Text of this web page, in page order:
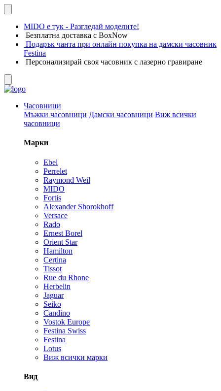
MIDO е тук - Разгледай моделите!
Безплатна доставка с BoxNow
Подарък чанта при онлайн покупка на дамски часовник
Festina
Персонализирай своя часовник с лазерно гравиране
Часовници
Мъжки часовници Дамски часовници Виж всички
часовници
Марки
Ebel
Perrelet
Raymond Weil
MIDO
Fortis
Alexander Shorokhoff
Versace
Rado
Ernest Borel
Orient Star
Hamilton
Certina
Tissot
Rue du Rhone
Herbelin
Jaguar
Seiko
Candino
Vostok Europe
Festina Swiss
Festina
Lotus
Виж всички марки
Вид